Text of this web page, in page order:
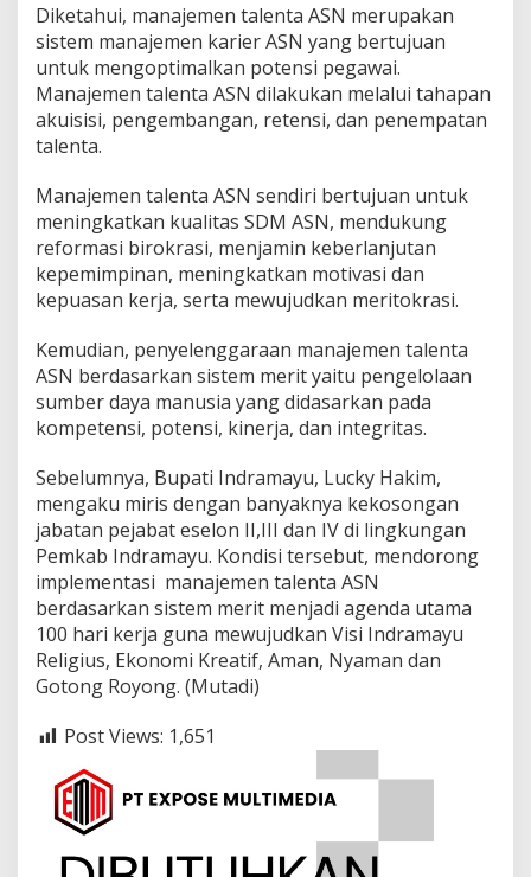
Diketahui, manajemen talenta ASN merupakan
sistem manajemen karier ASN yang bertujuan
untuk mengoptimalkan potensi pegawai.
Manajemen talenta ASN dilakukan melalui tahapan
akuisisi, pengembangan, retensi, dan penempatan
talenta.
Manajemen talenta ASN sendiri bertujuan untuk
meningkatkan kualitas SDM ASN, mendukung
reformasi birokrasi, menjamin keberlanjutan
kepemimpinan, meningkatkan motivasi dan
kepuasan kerja, serta mewujudkan meritokrasi.
Kemudian, penyelenggaraan manajemen talenta
ASN berdasarkan sistem merit yaitu pengelolaan
sumber daya manusia yang didasarkan pada
kompetensi, potensi, kinerja, dan integritas.
Sebelumnya, Bupati Indramayu, Lucky Hakim,
mengaku miris dengan banyaknya kekosongan
jabatan pejabat eselon II,III dan IV di lingkungan
Pemkab Indramayu. Kondisi tersebut, mendorong
implementasi manajemen talenta ASN
berdasarkan sistem merit menjadi agenda utama
100 hari kerja guna mewujudkan Visi Indramayu
Religius, Ekonomi Kreatif, Aman, Nyaman dan
Gotong Royong. (Mutadi)
Post Views: 1,651